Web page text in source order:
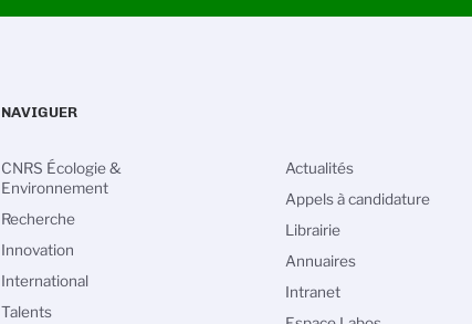
NAVIGUER
CNRS Écologie &
Environnement
Recherche
Innovation
International
Talents
Actualités
Appels à candidature
Librairie
Annuaires
Intranet